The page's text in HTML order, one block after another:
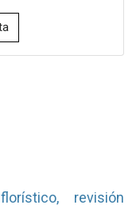
revisión